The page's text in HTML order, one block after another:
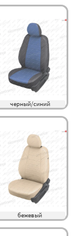
черный/синий
бежевый